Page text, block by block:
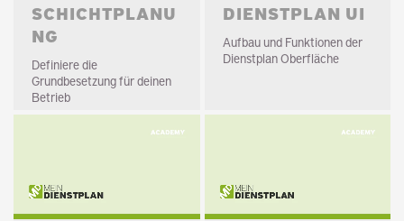
SCHICHTPLANU
NG
Definiere die
Grundbesetzung für deinen
Betrieb
DIENSTPLAN UI
Aufbau und Funktionen der
Dienstplan Oberfläche